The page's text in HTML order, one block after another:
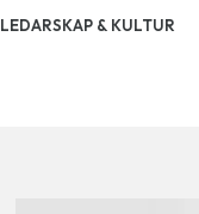
LEDARSKAP & KULTUR